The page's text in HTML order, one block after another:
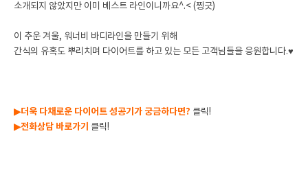
소개되지 않았지만 이미 베스트 라인이니까요^.< (찡긋)
이 추운 겨울, 워너비 바디라인을 만들기 위해
간식의 유혹도 뿌리치며 다이어트를 하고 있는 모든 고객님들을 응원합니다.♥
▶더욱 다채로운 다이어트 성공기가 궁금하다면? 클릭!
▶전화상담 바로가기 클릭!